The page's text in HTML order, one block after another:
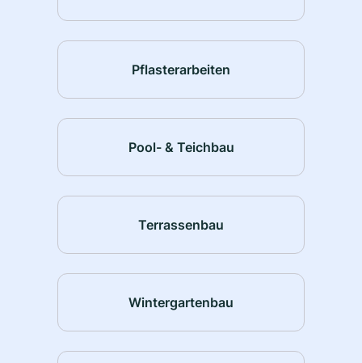
Pflasterarbeiten
Pool- & Teichbau
Terrassenbau
Wintergartenbau